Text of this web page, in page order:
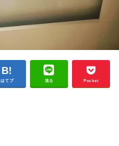
はてブ 送る Pocket